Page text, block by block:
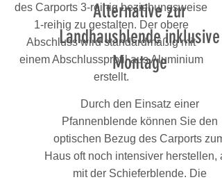
des Carports 3-reihig beziehungsweise
1-reihig zu gestalten. Der obere
Abschluss wird standardmäßig mit
einem Abschlussprofil aus Aluminium
erstellt.
Alternative zur
Landhausblende inklusive
Montage
Durch den Einsatz einer
Pfannenblende können Sie den
optischen Bezug des Carports zum
Haus oft noch intensiver herstellen,
mit der Schieferblende. Die